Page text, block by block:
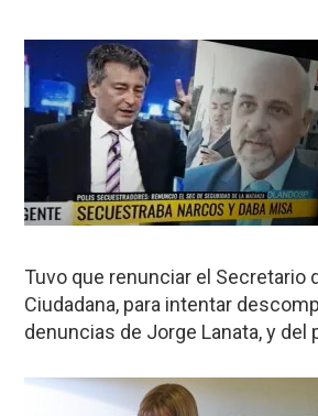
Tuvo que renunciar el Secretario
Ciudadana, para intentar
denuncias de Jorge Lanata, y del